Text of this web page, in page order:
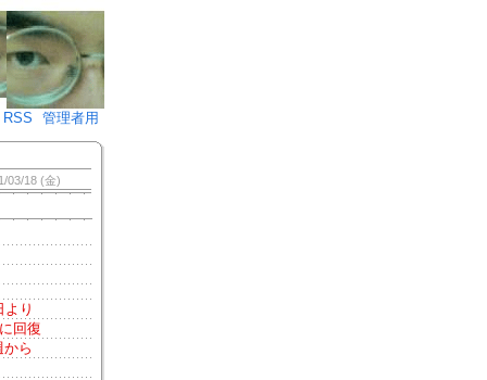
♪)÷2
RSS 管理者用
03/18 (金)
り
回復
ら